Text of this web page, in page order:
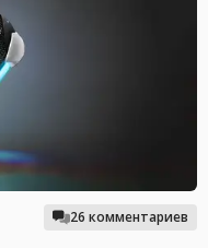
26 комментариев